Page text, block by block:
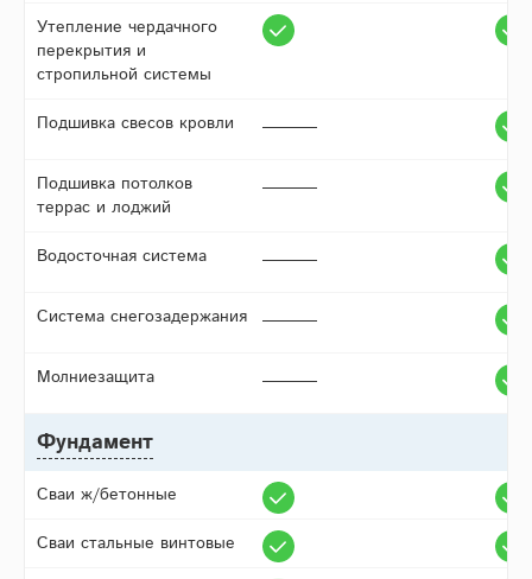
Утепление чердачного
перекрытия и
стропильной системы
Подшивка свесов кровли
Подшивка потолков
террас и лоджий
Водосточная система
Система снегозадержания
Молниезащита
Фундамент
Сваи ж/бетонные
Сваи стальные винтовые